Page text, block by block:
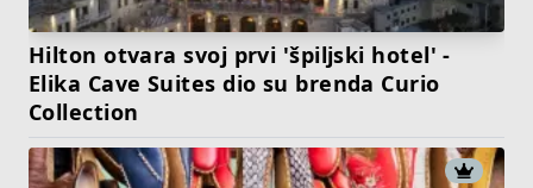
Hilton otvara svoj prvi 'špiljski hotel' -
Elika Cave Suites dio su brenda Curio
Collection